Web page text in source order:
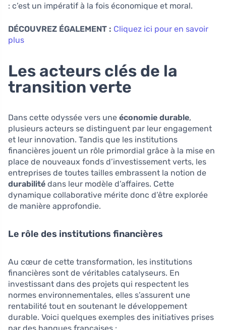
: c’est un impératif à la fois économique et moral.
DÉCOUVREZ ÉGALEMENT : Cliquez ici pour en savoir
plus
Les acteurs clés de la
transition verte
Dans cette odyssée vers une économie durable,
plusieurs acteurs se distinguent par leur engagement
et leur innovation. Tandis que les institutions
financières jouent un rôle primordial grâce à la mise en
place de nouveaux fonds d’investissement verts, les
entreprises de toutes tailles embrassent la notion de
durabilité dans leur modèle d’affaires. Cette
dynamique collaborative mérite donc d’être explorée
de manière approfondie.
Le rôle des institutions financières
Au cœur de cette transformation, les institutions
financières sont de véritables catalyseurs. En
investissant dans des projets qui respectent les
normes environnementales, elles s’assurent une
rentabilité tout en soutenant le développement
durable. Voici quelques exemples des initiatives prises